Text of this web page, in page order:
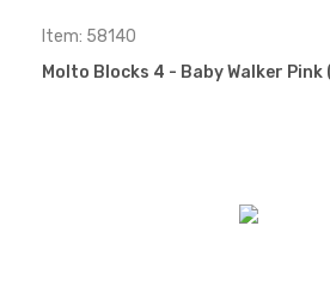
Item: 58140
Molto Blocks 4 - Baby Walker Pink